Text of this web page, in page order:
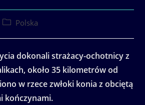
PostPolska
dokonali strażacy-ochotnicy z
około 35 kilometrów od
w rzece zwłoki konia z obciętą
kończynami.